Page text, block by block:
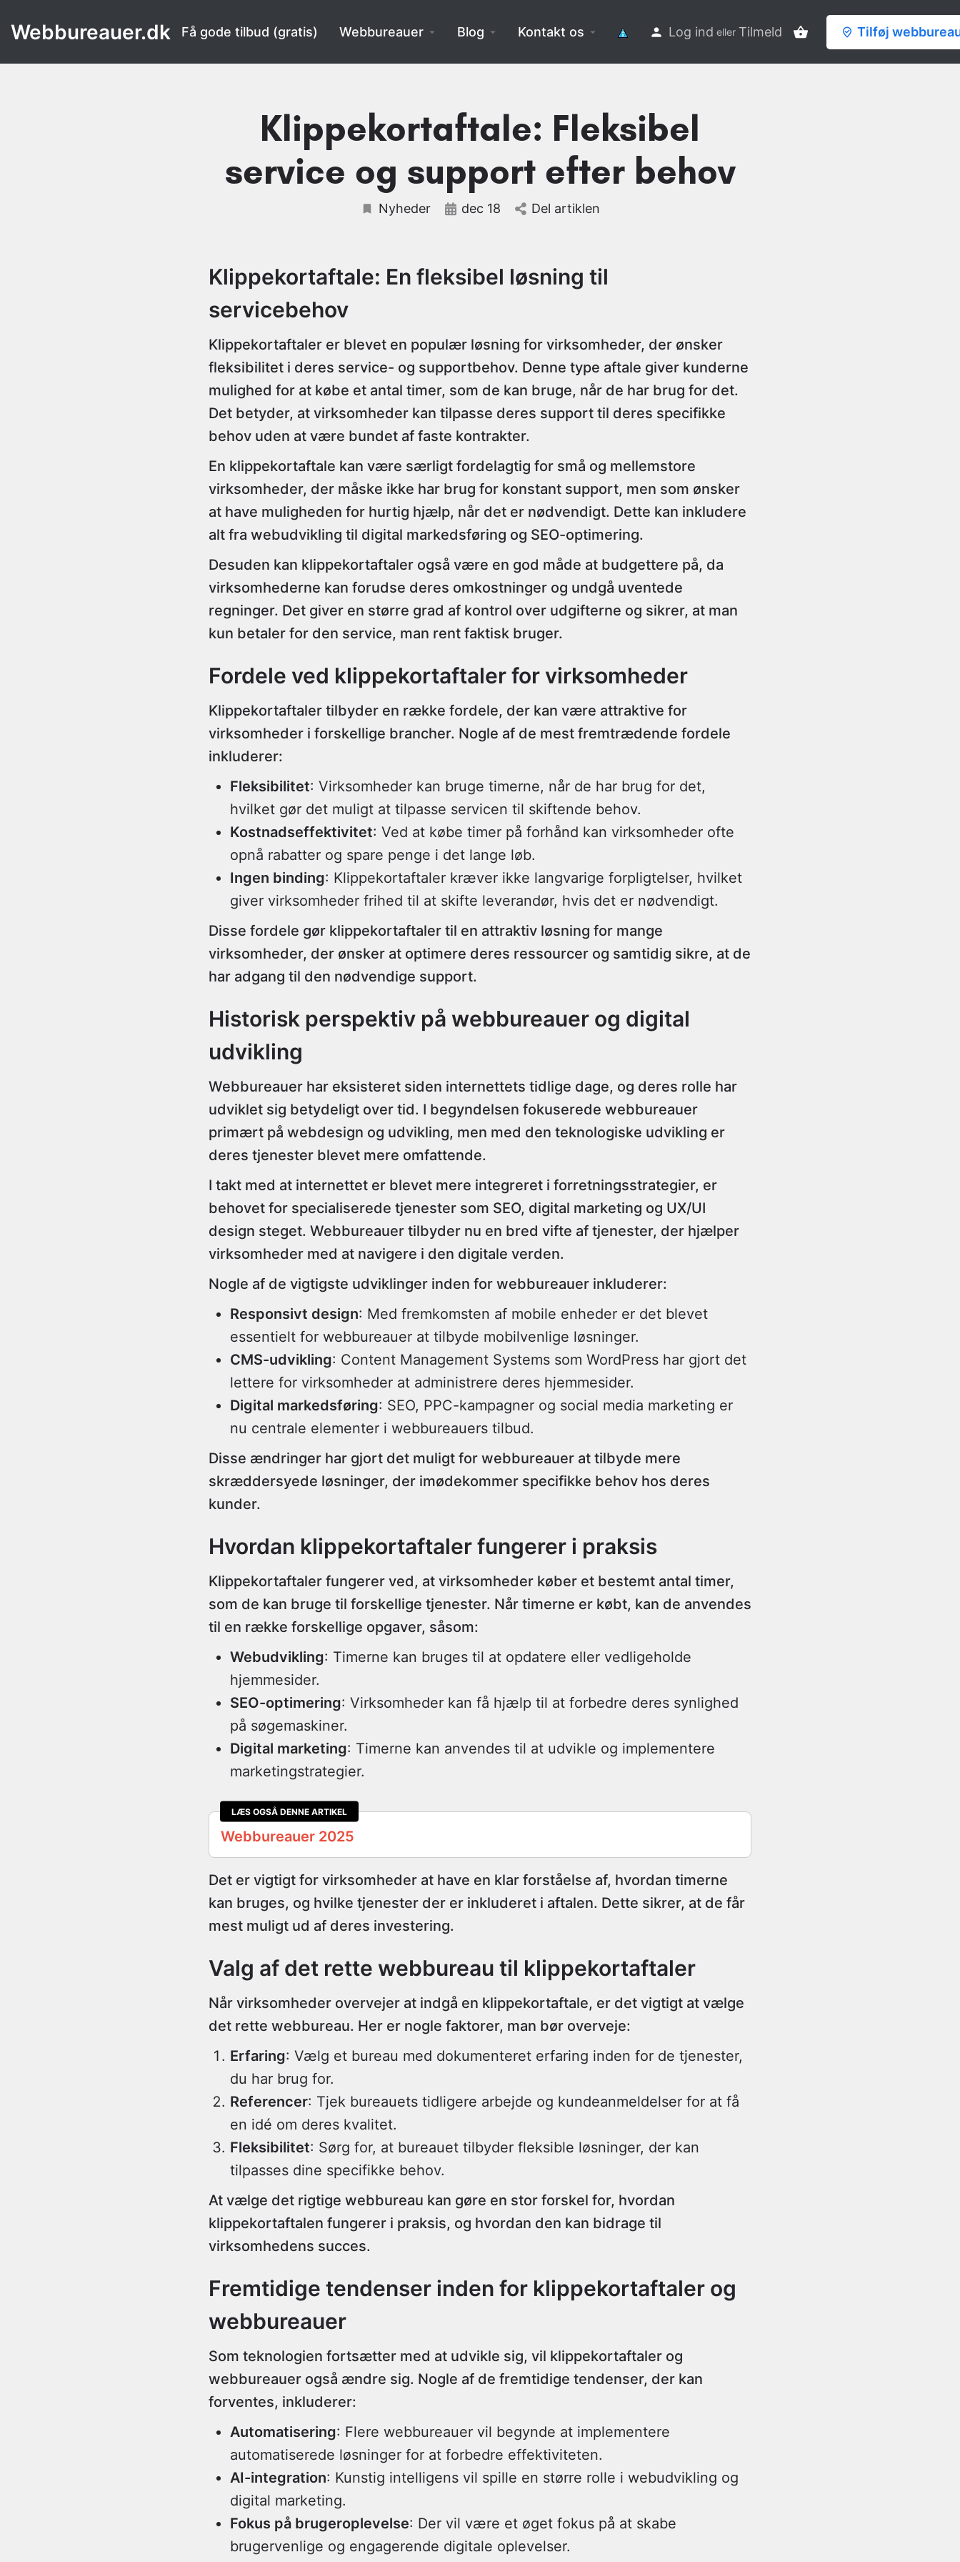
Webbureauer.dk Få gode tilbud (gratis) Webbureauer Blog Kontakt os Log ind eller Tilmeld Tilføj
Klippekortaftale: Fleksibel
service og support efter behov
Nyheder dec 18 Del artiklen
Klippekortaftale: En fleksibel løsning til
servicebehov
Klippekortaftaler er blevet en populær løsning for virksomheder, der ønsker
fleksibilitet i deres service- og supportbehov. Denne type aftale giver kunderne
mulighed for at købe et antal timer, som de kan bruge, når de har brug for det.
Det betyder, at virksomheder kan tilpasse deres support til deres specifikke
behov uden at være bundet af faste kontrakter.
En klippekortaftale kan være særligt fordelagtig for små og mellemstore
virksomheder, der måske ikke har brug for konstant support, men som ønsker
at have muligheden for hurtig hjælp, når det er nødvendigt. Dette kan inkludere
alt fra webudvikling til digital markedsføring og SEO-optimering.
Desuden kan klippekortaftaler også være en god måde at budgettere på, da
virksomhederne kan forudse deres omkostninger og undgå uventede
regninger. Det giver en større grad af kontrol over udgifterne og sikrer, at man
kun betaler for den service, man rent faktisk bruger.
Fordele ved klippekortaftaler for virksomheder
Klippekortaftaler tilbyder en række fordele, der kan være attraktive for
virksomheder i forskellige brancher. Nogle af de mest fremtrædende fordele
inkluderer:
Fleksibilitet: Virksomheder kan bruge timerne, når de har brug for det,
hvilket gør det muligt at tilpasse servicen til skiftende behov.
Kostnadseffektivitet: Ved at købe timer på forhånd kan virksomheder ofte
opnå rabatter og spare penge i det lange løb.
Ingen binding: Klippekortaftaler kræver ikke langvarige forpligtelser, hvilket
giver virksomheder frihed til at skifte leverandør, hvis det er nødvendigt.
Disse fordele gør klippekortaftaler til en attraktiv løsning for mange
virksomheder, der ønsker at optimere deres ressourcer og samtidig sikre, at de
har adgang til den nødvendige support.
Historisk perspektiv på webbureauer og digital
udvikling
Webbureauer har eksisteret siden internettets tidlige dage, og deres rolle har
udviklet sig betydeligt over tid. I begyndelsen fokuserede webbureauer
primært på webdesign og udvikling, men med den teknologiske udvikling er
deres tjenester blevet mere omfattende.
I takt med at internettet er blevet mere integreret i forretningsstrategier, er
behovet for specialiserede tjenester som SEO, digital marketing og UX/UI
design steget. Webbureauer tilbyder nu en bred vifte af tjenester, der hjælper
virksomheder med at navigere i den digitale verden.
Nogle af de vigtigste udviklinger inden for webbureauer inkluderer:
Responsivt design: Med fremkomsten af mobile enheder er det blevet
essentielt for webbureauer at tilbyde mobilvenlige løsninger.
CMS-udvikling: Content Management Systems som WordPress har gjort det
lettere for virksomheder at administrere deres hjemmesider.
Digital markedsføring: SEO, PPC-kampagner og social media marketing er
nu centrale elementer i webbureauers tilbud.
Disse ændringer har gjort det muligt for webbureauer at tilbyde mere
skræddersyede løsninger, der imødekommer specifikke behov hos deres
kunder.
Hvordan klippekortaftaler fungerer i praksis
Klippekortaftaler fungerer ved, at virksomheder køber et bestemt antal timer,
som de kan bruge til forskellige tjenester. Når timerne er købt, kan de anvendes
til en række forskellige opgaver, såsom:
Webudvikling: Timerne kan bruges til at opdatere eller vedligeholde
hjemmesider.
SEO-optimering: Virksomheder kan få hjælp til at forbedre deres synlighed
på søgemaskiner.
Digital marketing: Timerne kan anvendes til at udvikle og implementere
marketingstrategier.
LÆS OGSÅ DENNE ARTIKEL
Webbureauer 2025
Det er vigtigt for virksomheder at have en klar forståelse af, hvordan timerne
kan bruges, og hvilke tjenester der er inkluderet i aftalen. Dette sikrer, at de får
mest muligt ud af deres investering.
Valg af det rette webbureau til klippekortaftaler
Når virksomheder overvejer at indgå en klippekortaftale, er det vigtigt at vælge
det rette webbureau. Her er nogle faktorer, man bør overveje:
Erfaring: Vælg et bureau med dokumenteret erfaring inden for de tjenester,
du har brug for.
Referencer: Tjek bureauets tidligere arbejde og kundeanmeldelser for at få
en idé om deres kvalitet.
Fleksibilitet: Sørg for, at bureauet tilbyder fleksible løsninger, der kan
tilpasses dine specifikke behov.
At vælge det rigtige webbureau kan gøre en stor forskel for, hvordan
klippekortaftalen fungerer i praksis, og hvordan den kan bidrage til
virksomhedens succes.
Fremtidige tendenser inden for klippekortaftaler og
webbureauer
Som teknologien fortsætter med at udvikle sig, vil klippekortaftaler og
webbureauer også ændre sig. Nogle af de fremtidige tendenser, der kan
forventes, inkluderer:
Automatisering: Flere webbureauer vil begynde at implementere
automatiserede løsninger for at forbedre effektiviteten.
AI-integration: Kunstig intelligens vil spille en større rolle i webudvikling og
digital marketing.
Fokus på brugeroplevelse: Der vil være et øget fokus på at skabe
brugervenlige og engagerende digitale oplevelser.